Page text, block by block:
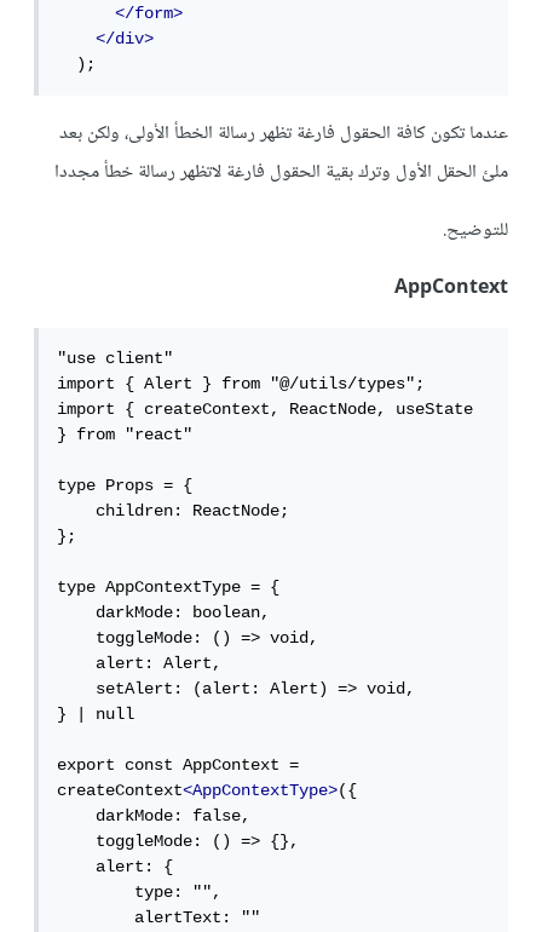
</form>
</div>
  );
عندما تكون كافة الحقول فارغة تظهر رسالة الخطأ الأولى، ولكن بعد
ملئ الحقل الأول وترك بقية الحقول فارغة لاتظهر رسالة خطأ مجددا
للتوضيح.
AppContext
"use client"
import { Alert } from "@/utils/types";
import { createContext, ReactNode, useState
} from "react"
type Props = {
    children: ReactNode;
};
type AppContextType = {
    darkMode: boolean,
    toggleMode: () => void,
    alert: Alert,
    setAlert: (alert: Alert) => void,
} | null
export const AppContext =
createContext<AppContextType>({
    darkMode: false,
    toggleMode: () => {},
    alert: {
        type: "",
        alertText: ""